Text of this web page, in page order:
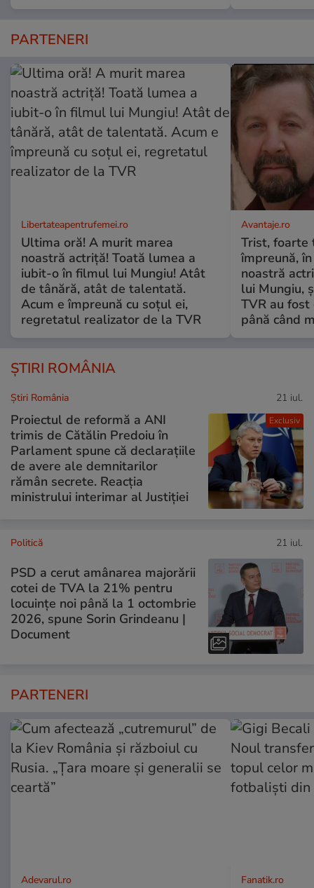
PARTENERI
Libertateapentrufemei.ro
Ultima oră! A murit marea
noastră actriță! Toată lumea a
iubit-o în filmul lui Mungiu! Atât
de tânără, atât de talentată.
Acum e împreună cu soțul ei,
regretatul realizator de la TVR
Avantaje.ro
Trist, foarte
împreună,
noastră
lui Mungiu,
TVR au
până când
ȘTIRI ROMÂNIA
Exclusiv
Știri România 21 iul.
Proiectul de reformă a ANI
trimis de Cătălin Predoiu în
Parlament spune că declarațiile
de avere ale demnitarilor
rămân secrete. Reacția
ministrului interimar al Justiției
Politică 21 iul.
PSD a cerut amânarea majorării
cotei de TVA la 21% pentru
locuințe noi până la 1 octombrie
2026, spune Sorin Grindeanu |
Document
PARTENERI
Adevarul.ro Fanatik.ro